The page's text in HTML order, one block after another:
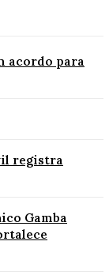
acordo para
registra
Gamba